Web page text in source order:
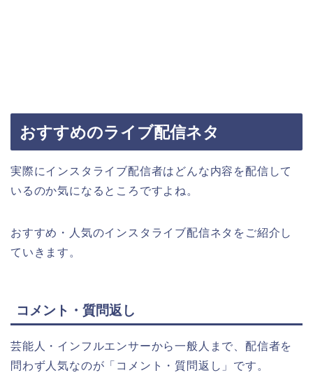
おすすめのライブ配信ネタ
実際にインスタライブ配信者はどんな内容を配信して
いるのか気になるところですよね。
おすすめ・人気のインスタライブ配信ネタをご紹介し
ていきます。
コメント・質問返し
芸能人・インフルエンサーから一般人まで、配信者を
問わず人気なのが「コメント・質問返し」です。